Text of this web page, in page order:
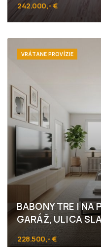
242.000,- €
VRÁTANE PROVÍZIE
BABONY TRE I NA
GARÁŽ, ULICA
228.500,- €